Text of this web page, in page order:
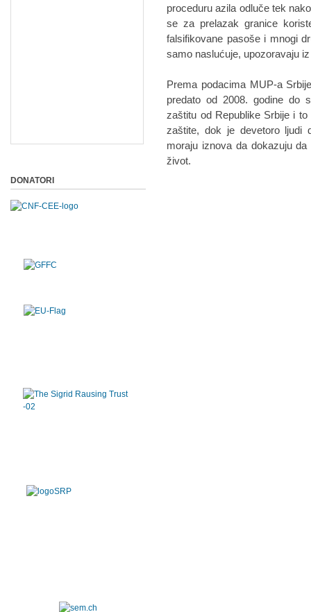
proceduru azila odluče tek
se za prelazak granice
falsifikovane pasoše i mnogi
samo naslućuje, upozoravaju
Prema podacima MUP-a
predato od 2008. godine do
zaštitu od Republike Srbije i
zaštite, dok je devetoro ljudi
moraju iznova da dokazuju
život.
DONATORI